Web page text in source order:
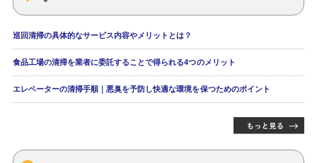
巡回清掃の具体的なサービス内容やメリットとは？
食品工場の清掃を業者に委託することで得られる4つのメリット
エレベーターの清掃手順｜悪臭を予防し快適な環境を保つためのポイント